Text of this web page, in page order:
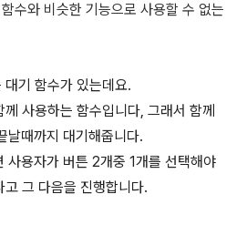
수와 비슷한 기능으로 사용할 수 없는
기 함수가 있는데요.
사용하는 함수입니다, 그래서 함께
날때까지 대기해줍니다.
사용자가 버튼 2개중 1개를 선택해야
그 다음을 진행합니다.